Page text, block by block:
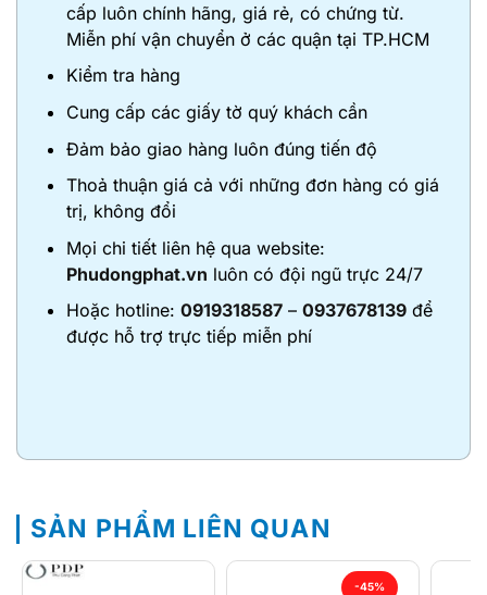
cấp luôn chính hãng, giá rẻ, có chứng từ.
Miễn phí vận chuyển ở các quận tại TP.HCM
Kiểm tra hàng
Cung cấp các giấy tờ quý khách cần
Đảm bảo giao hàng luôn đúng tiến độ
Thoả thuận giá cả với những đơn hàng có giá
trị, không đổi
Mọi chi tiết liên hệ qua website:
Phudongphat.vn luôn có đội ngũ trực 24/7
Hoặc hotline: 0919318587 – 0937678139 để
được hỗ trợ trực tiếp miễn phí
SẢN PHẨM LIÊN QUAN
-45%